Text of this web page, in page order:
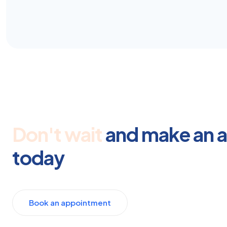
Don't waitand make an
today
Book an appointment